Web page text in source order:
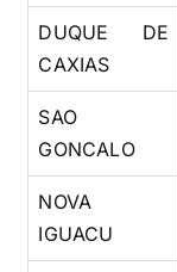
DUQUE DE
CAXIAS
SAO
GONCALO
NOVA
IGUACU